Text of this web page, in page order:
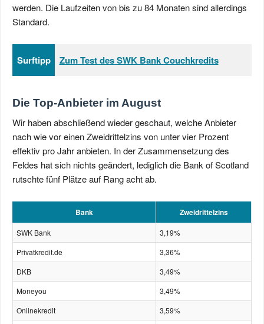
werden. Die Laufzeiten von bis zu 84 Monaten sind allerdings
Standard.
Surftipp Zum Test des SWK Bank Couchkredits
Die Top-Anbieter im August
Wir haben abschließend wieder geschaut, welche Anbieter
nach wie vor einen Zweidrittelzins von unter vier Prozent
effektiv pro Jahr anbieten. In der Zusammensetzung des
Feldes hat sich nichts geändert, lediglich die Bank of Scotland
rutschte fünf Plätze auf Rang acht ab.
Bank Zweidrittelzins
SWK Bank
3,19%
Privatkredit.de
3,36%
DKB
3,49%
Moneyou
3,49%
Onlinekredit
3,59%